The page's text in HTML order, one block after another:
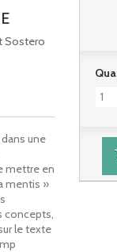
Sostero
une
mettre en
mentis »
concepts,
le texte